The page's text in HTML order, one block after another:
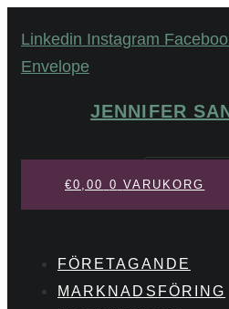
till
innehåll
Linkedin Instagram
Envelope
JENNIFER
Sök
€0,00 0 VARUKORG
FÖRETAGANDE
MARKNADSFÖRING